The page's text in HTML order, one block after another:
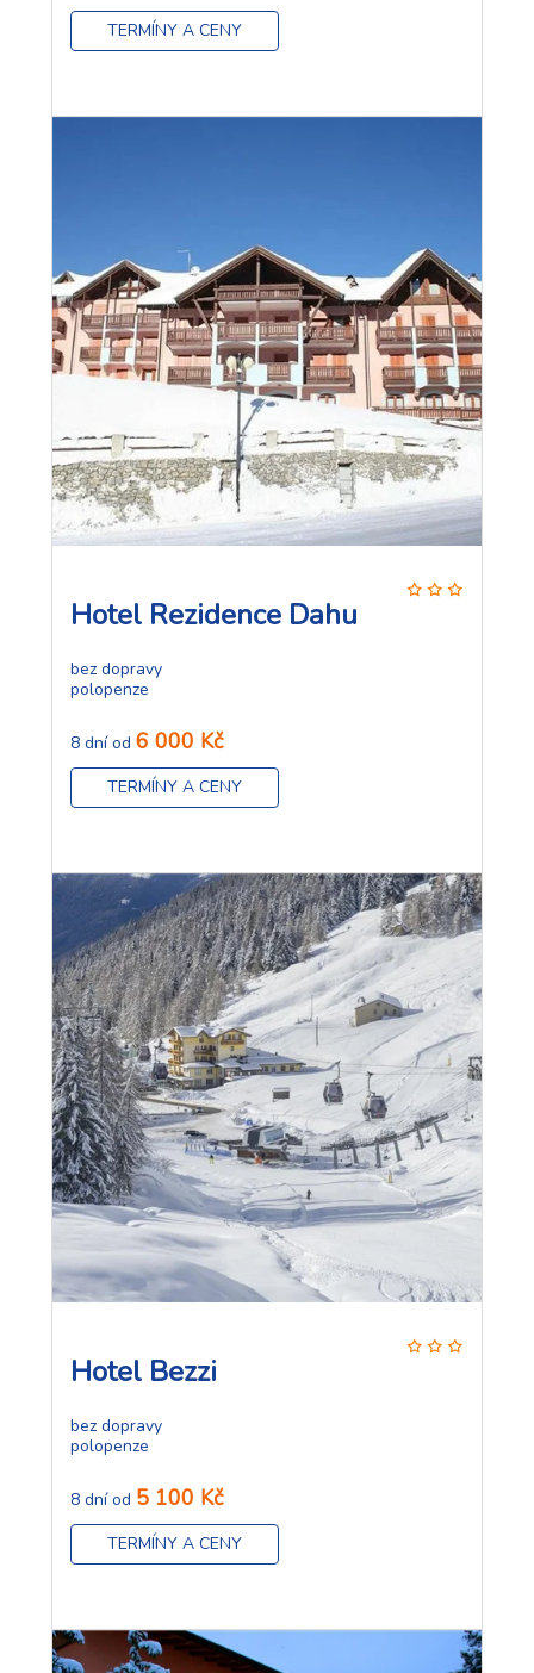
TERMÍNY A CENY
Hotel Rezidence Dahu
bez dopravy
polopenze
8 dní od 6 000 Kč
TERMÍNY A CENY
Hotel Bezzi
bez dopravy
polopenze
8 dní od 5 100 Kč
TERMÍNY A CENY